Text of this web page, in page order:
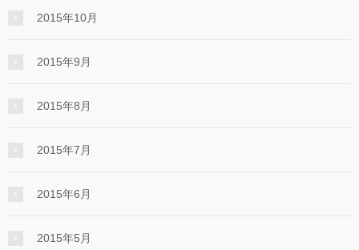
2015年10月
2015年9月
2015年8月
2015年7月
2015年6月
2015年5月